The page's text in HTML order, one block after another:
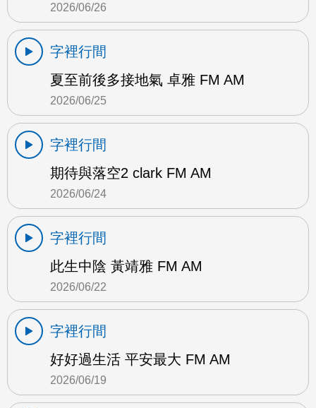
2026/06/26
字裡行間
夏至前後多接地氣 卓雅 FM AM
2026/06/25
字裡行間
期待與落空2 clark FM AM
2026/06/24
字裡行間
此生中陰 黃靖雅 FM AM
2026/06/22
字裡行間
好好過生活 平安最大 FM AM
2026/06/19